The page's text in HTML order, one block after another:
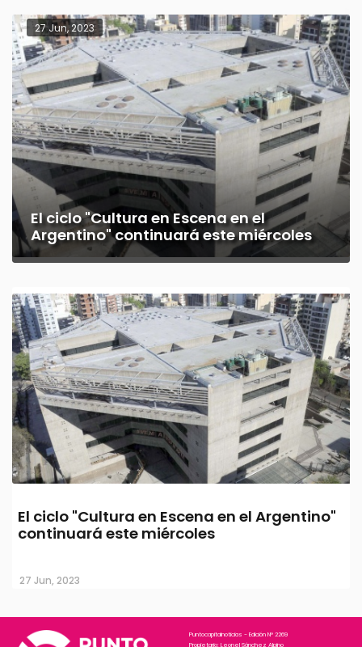
27 Jun, 2023
El ciclo "Cultura en Escena en el
Argentino" continuará este miércoles
El ciclo "Cultura en Escena en el Argentino"
continuará este miércoles
27 Jun, 2023
Puntocapitalnoticias - Edición N° 2269
Propietario: Leonel Sánchez Alpino